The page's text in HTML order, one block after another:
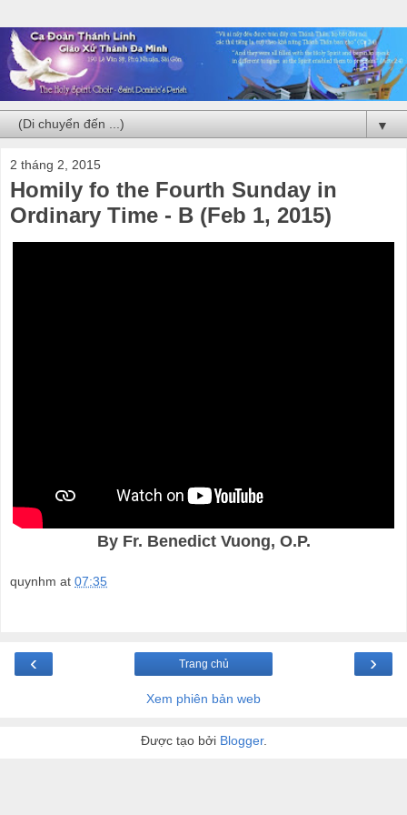
▼
2 tháng 2, 2015
Homily fo the Fourth Sunday in
Ordinary Time - B (Feb 1, 2015)
By Fr. Benedict Vuong, O.P.
quynhm at 07:35
‹ ›
Trang chủ
Xem phiên bản web
Được tạo bởi Blogger.